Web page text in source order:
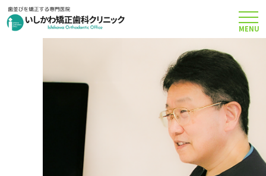
矯正治療について
当院のこだわり
MENU